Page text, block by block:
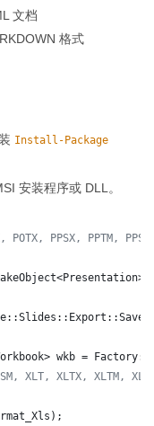
文档
格式
Install-Package
安装程序或 DLL。
POTX, PPSX, PPTM,
wkb =
XLT, XLTX, XLTM,